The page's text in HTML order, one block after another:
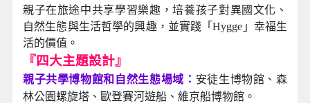
親子在旅途中共享學習樂趣，培養孩子對異國文化、
自然生態與生活哲學的興趣，並實踐「Hygge」幸福生
活的價值。
『四大主題設計』
親子共學博物館和自然生態場域： 安徒生博物館、森
林公園螺旋塔、歐登賽河遊船、維京船博物館。